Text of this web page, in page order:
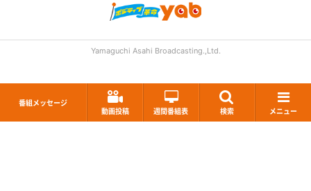
番組メッセージ
動画投稿
週間番組表 検索 メニュー
Yamaguchi Asahi Broadcasting.,Ltd.